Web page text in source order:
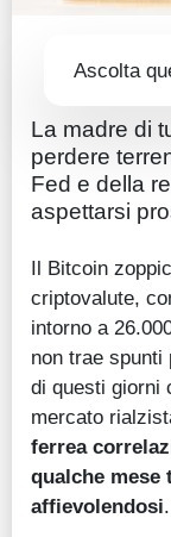
Ascolta
La madre di
perdere
Fed e della
aspettarsi
Il Bitcoin
criptovalute,
intorno a
non trae
di questi giorni
mercato
ferrea
qualche mese
affievolendosi.